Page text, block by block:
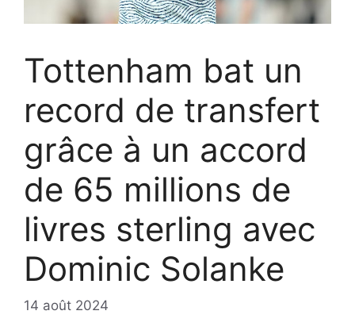
Tottenham bat un
record de transfert
grâce à un accord
de 65 millions de
livres sterling avec
Dominic Solanke
14 août 2024